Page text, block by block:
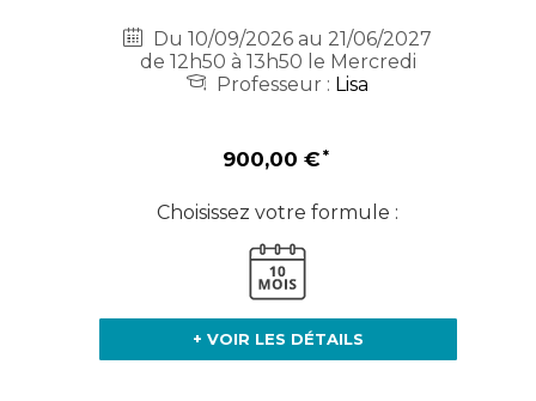
Du 10/09/2026 au 21/06/2027
de 12h50 à 13h50 le Mercredi
Professeur : Lisa
900,00 €
Choisissez votre formule :
+ VOIR LES DÉTAILS